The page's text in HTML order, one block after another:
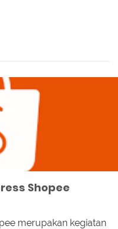
Shopee
merupakan kegiatan